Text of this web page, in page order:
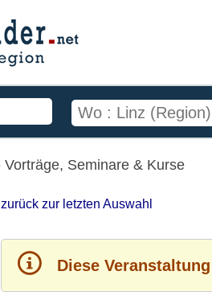
Vorträge, Seminare & Kurse
zurück zur letzten Auswahl
Diese